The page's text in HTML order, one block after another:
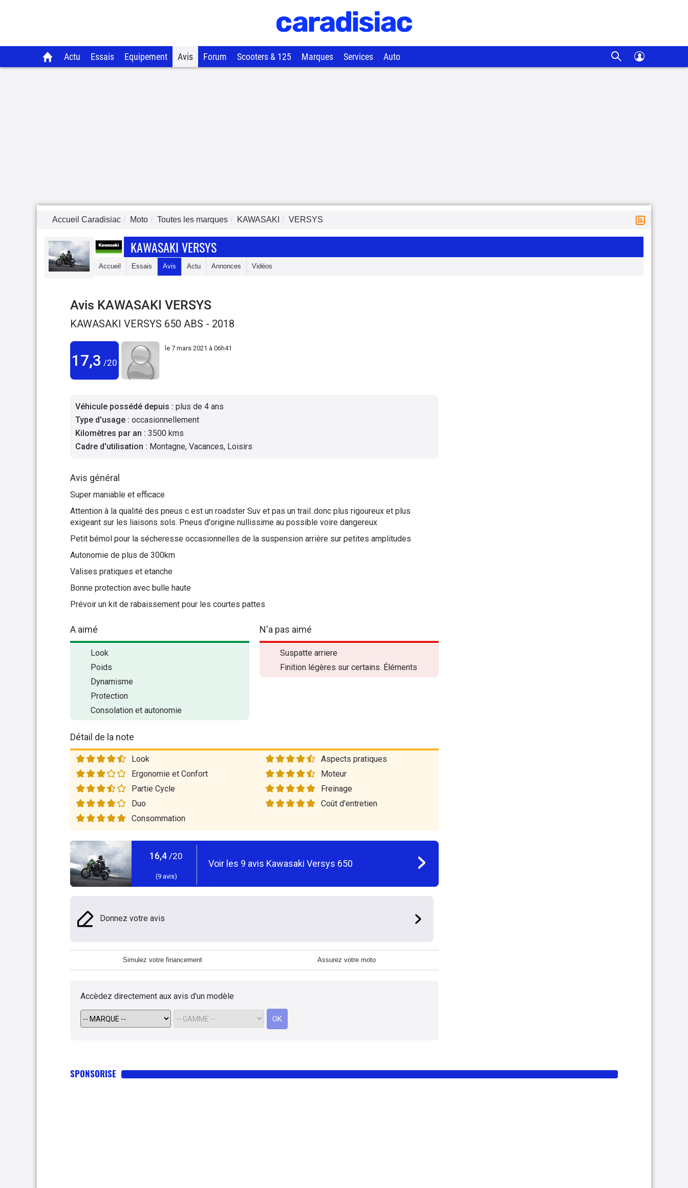
Actu Essais Equipement Avis Forum Scooters & 125 Marques Services Auto
Accueil Caradisiac Moto Toutes les marques KAWASAKI VERSYS
KAWASAKI VERSYS
Accueil Essais Avis Actu Annonces Vidéos
Avis KAWASAKI VERSYS
KAWASAKI VERSYS 650 ABS - 2018
17,3 /20
le 7 mars 2021 à 06h41
Véhicule possédé depuis : plus de 4 ans
Type d'usage : occasionnellement
Kilomètres par an : 3500 kms
Cadre d'utilisation : Montagne, Vacances, Loisirs
Avis général
Super maniable et efficace
Attention à la qualité des pneus c est un roadster Suv et pas un trail..donc plus rigoureux et plus
exigeant sur les liaisons sols. Pneus d'origine nullissime au possible voire dangereux
Petit bémol pour la sécheresse occasionnelles de la suspension arrière sur petites amplitudes
Autonomie de plus de 300km
Valises pratiques et etanche
Bonne protection avec bulle haute
Prévoir un kit de rabaissement pour les courtes pattes
A aimé
Look
Poids
Dynamisme
Protection
Consolation et autonomie
N'a pas aimé
Suspatte arriere
Finition légères sur certains. Éléments
Détail de la note
Look
Aspects pratiques
Ergonomie et Confort
Moteur
Partie Cycle
Freinage
Duo
Coût d’entretien
Consommation
16,4 /20
(9avis)
Voir les 9 avis Kawasaki Versys 650
Donnez votre avis
Simulez votre financement Assurez votre moto
Accèdez directement aux avis d'un modèle
OK
SPONSORISE